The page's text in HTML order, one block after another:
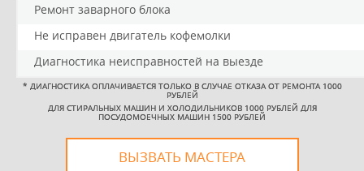
Ремонт заварного блока
Не исправен двигатель кофемолки
Диагностика неисправностей на выезде
* ДИАГНОСТИКА ОПЛАЧИВАЕТСЯ ТОЛЬКО В СЛУЧАЕ ОТКАЗА ОТ РЕМОНТА 1000
РУБЛЕЙ
ДЛЯ СТИРАЛЬНЫХ МАШИН И ХОЛОДИЛЬНИКОВ 1000 РУБЛЕЙ ДЛЯ
ПОСУДОМОЕЧНЫХ МАШИН 1500 РУБЛЕЙ
ВЫЗВАТЬ МАСТЕРА